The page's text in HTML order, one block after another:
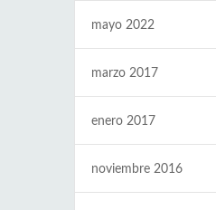
mayo 2022
marzo 2017
enero 2017
noviembre 2016